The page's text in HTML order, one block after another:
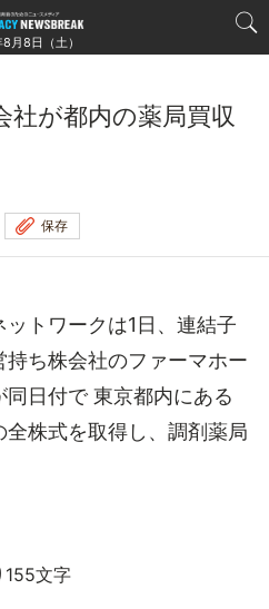
月8日（土）
が都内の薬局買収
保存
トワークは1日、連結子
ち株会社のファーマホー
日付で 東京都内にある
株式を取得し、調剤薬局
155文字